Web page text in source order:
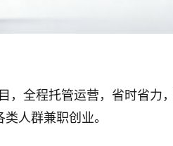
，全程托管运营，省时省力
人群兼职创业。